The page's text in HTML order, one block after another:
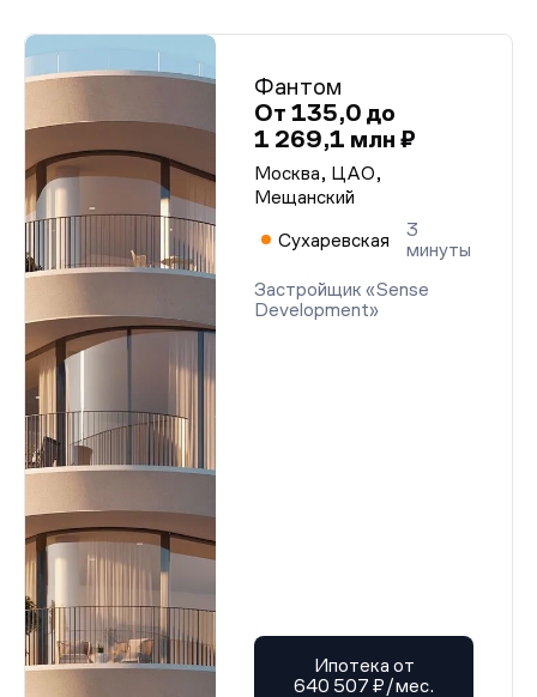
Фантом
От 135,0 до
1 269,1 млн ₽
Москва, ЦАО,
Мещанский
Сухаревская
3
минуты
Застройщик «Sense
Development»
Ипотека от
640 507 ₽/мес.